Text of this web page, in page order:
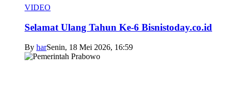
VIDEO
Selamat Ulang Tahun Ke-6 Bisnistoday.co.id
By harSenin, 18 Mei 2026, 16:59